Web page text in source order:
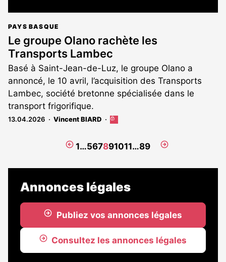
PAYS BASQUE
Le groupe Olano rachète les
Transports Lambec
Basé à Saint-Jean-de-Luz, le groupe Olano a
annoncé, le 10 avril, l’acquisition des Transports
Lambec, société bretonne spécialisée dans le
transport frigorifique.
13.04.2026 Vincent BIARD
Cet
réservé
abonnés
Page
1…567891011…89
Page
Annonces légales
Publiez vos annonces légales
Consultez les annonces légales